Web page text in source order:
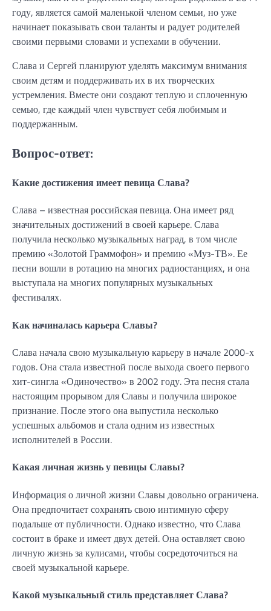
году, является самой маленькой членом семьи, но уже
начинает показывать свои таланты и радует родителей
своими первыми словами и успехами в обучении.
Слава и Сергей планируют уделять максимум внимания
своим детям и поддерживать их в их творческих
устремления. Вместе они создают теплую и сплоченную
семью, где каждый член чувствует себя любимым и
поддержанным.
Вопрос-ответ:
Какие достижения имеет певица Слава?
Слава – известная российская певица. Она имеет ряд
значительных достижений в своей карьере. Слава
получила несколько музыкальных наград, в том числе
премию «Золотой Граммофон» и премию «Муз-ТВ». Ее
песни вошли в ротацию на многих радиостанциях, и она
выступала на многих популярных музыкальных
фестивалях.
Как начиналась карьера Славы?
Слава начала свою музыкальную карьеру в начале 2000-х
годов. Она стала известной после выхода своего первого
хит-сингла «Одиночество» в 2002 году. Эта песня стала
настоящим прорывом для Славы и получила широкое
признание. После этого она выпустила несколько
успешных альбомов и стала одним из известных
исполнителей в России.
Какая личная жизнь у певицы Славы?
Информация о личной жизни Славы довольно ограничена.
Она предпочитает сохранять свою интимную сферу
подальше от публичности. Однако известно, что Слава
состоит в браке и имеет двух детей. Она оставляет свою
личную жизнь за кулисами, чтобы сосредоточиться на
своей музыкальной карьере.
Какой музыкальный стиль представляет Слава?